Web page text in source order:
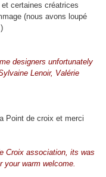
certaines créatrices
(nous avons loupé
designers unfortunately
Lenoir, Valérie
Point de croix et merci
Croix association, its was
your warm welcome.